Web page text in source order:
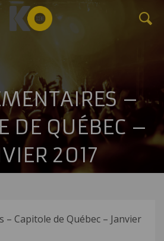
KOTV
À PROPOS
TOURNÉES
ET CONFÉRENCES
–
DE QUÉBEC –
2017